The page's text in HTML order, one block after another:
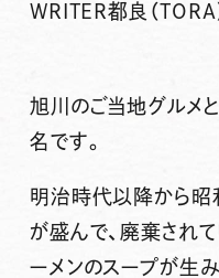
WRITER都良（
旭川のご当地グルメ
名です。
明治時代以降から
が盛んで、廃棄され
ーメンのスープが生